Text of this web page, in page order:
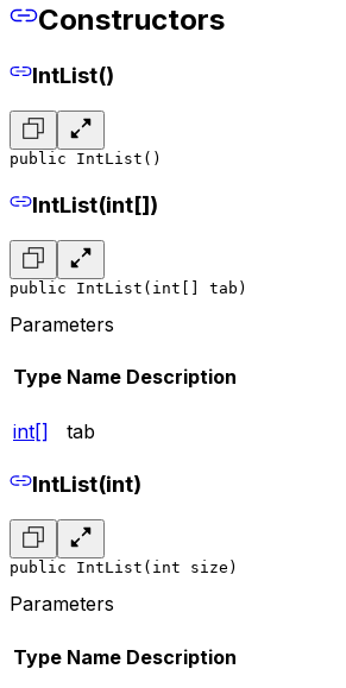
Constructors
IntList()
public IntList()
IntList(int[])
public IntList(int[] tab)
Parameters
Type Name Description
int[] tab
IntList(int)
public IntList(int size)
Parameters
Type Name Description